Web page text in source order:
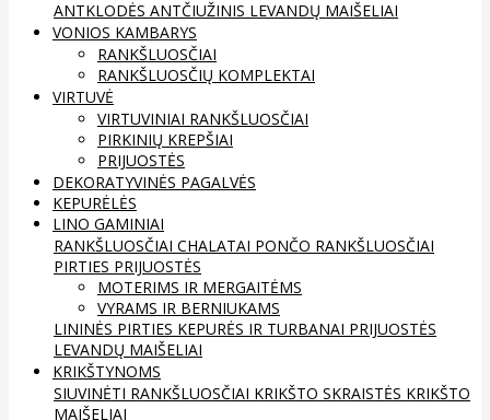
ANTKLODĖS ANTČIUŽINIS LEVANDŲ MAIŠELIAI
VONIOS KAMBARYS
RANKŠLUOSČIAI
RANKŠLUOSČIŲ KOMPLEKTAI
VIRTUVĖ
VIRTUVINIAI RANKŠLUOSČIAI
PIRKINIŲ KREPŠIAI
PRIJUOSTĖS
DEKORATYVINĖS PAGALVĖS
KEPURĖLĖS
LINO GAMINIAI
RANKŠLUOSČIAI CHALATAI PONČO RANKŠLUOSČIAI
PIRTIES PRIJUOSTĖS
MOTERIMS IR MERGAITĖMS
VYRAMS IR BERNIUKAMS
LININĖS PIRTIES KEPURĖS IR TURBANAI PRIJUOSTĖS
LEVANDŲ MAIŠELIAI
KRIKŠTYNOMS
SIUVINĖTI RANKŠLUOSČIAI KRIKŠTO SKRAISTĖS KRIKŠTO
MAIŠELIAI